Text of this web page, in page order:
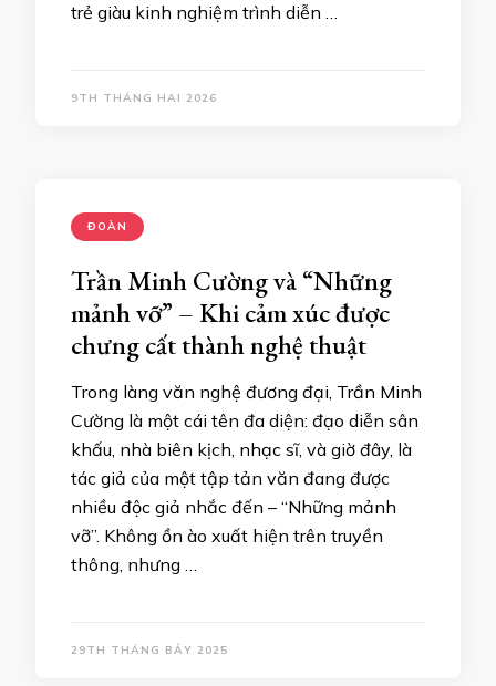
trẻ giàu kinh nghiệm trình diễn …
9TH THÁNG HAI 2026
ĐOÀN
Trần Minh Cường và “Những
mảnh vỡ” – Khi cảm xúc được
chưng cất thành nghệ thuật
Trong làng văn nghệ đương đại, Trần Minh
Cường là một cái tên đa diện: đạo diễn sân
khấu, nhà biên kịch, nhạc sĩ, và giờ đây, là
tác giả của một tập tản văn đang được
nhiều độc giả nhắc đến – “Những mảnh
vỡ”. Không ồn ào xuất hiện trên truyền
thông, nhưng …
29TH THÁNG BẢY 2025